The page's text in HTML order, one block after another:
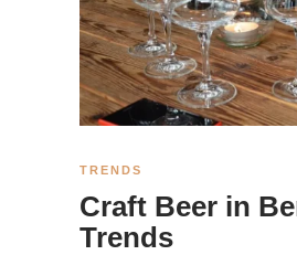
TRENDS
Craft Beer in
Trends